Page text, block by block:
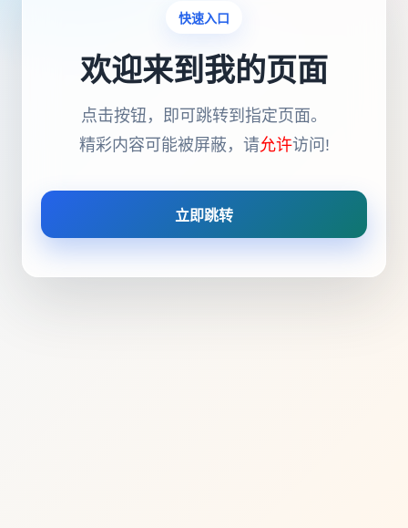
快速入口
欢迎来到我的页面
点击按钮，即可跳转到指定页面。
精彩内容可能被屏蔽，请允许访问!
立即跳转